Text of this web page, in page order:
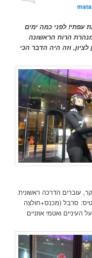
עפתי! לפני כמה ימים
הרוח הראשונה
וזה היה הדבר הכי
עוברים הדרכה ראשונית
סרבל (מכנס+חולצה
ואטמי אוזניים